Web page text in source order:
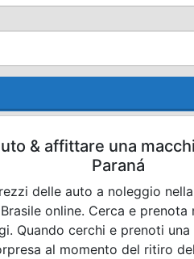
& affittare una
Paraná
delle auto a noleggio
online. Cerca e
Quando cerchi e prenoti
al momento del ritiro